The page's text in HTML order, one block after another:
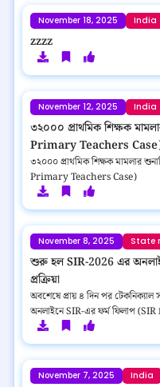
November 18, 2025 India
zzzz
November 12, 2025 India
৩২০০০ প্রাথমিক শিক্ষক
Primary Teachers
৩২০০০ প্রাথমিক শিক্ষক মামলার
Primary Teachers Case)
November 8, 2025 State
শুরু হল SIR-2026 এর
প্রক্রিয়া
অবশেষে প্রায় ৪ দিন পর
অনলাইনে SIR-এর ফর্ম ফিলাপ
November 7, 2025 India